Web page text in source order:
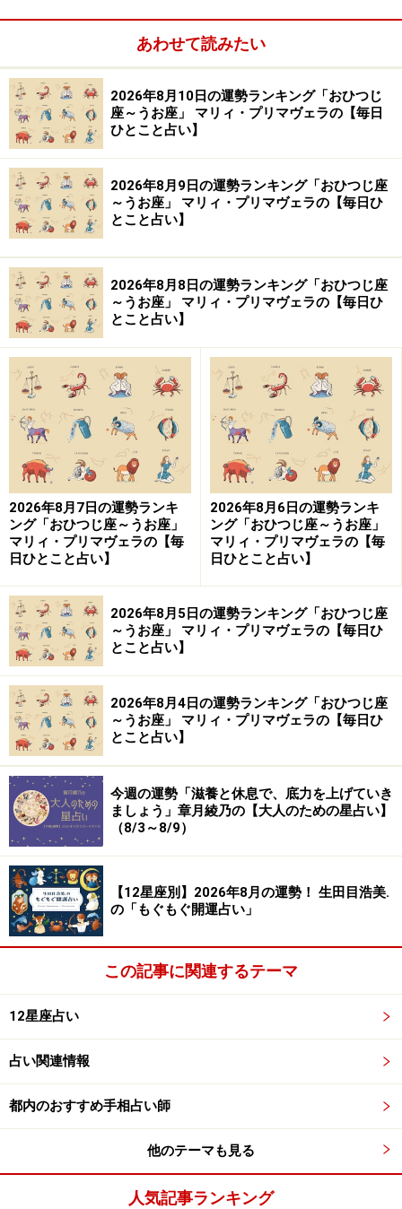
【この記事の筆者：生田目浩美.】
気学風水鑑定家。心理学研究家としても活動。1998年か
ら風水師に師事し、風水、九星、祐気採り（吉方位判
断）、吉日の選定、手相・姓名判断、家相学などを学
ぶ。上から押し付けるのではなく、「相手の気持ちに寄
り添う」鑑定スタイルは多くの読者の心をつかんで離さ
ない。テレビ、ラジオなどへの出演や、Webメディア、
雑誌での執筆など幅広く活躍中。好きな食べ物は桃と餃
子。あだ名はナッキー。
【イラスト】
ほんま ちあき
※記事内容は執筆時点のものです。最新の内容をご確認くださ
い。
【編集部おすすめの購入サイト】
Amazonで占い関連の商品をチェック！
楽天市場で占い関連の商品をチェック！
あわせて読みたい
2026年8月10日の運勢ランキング「おひつじ
座～うお座」 マリィ・プリマヴェラの【毎日
ひとこと占い】
2026年8月9日の運勢ランキング「おひつじ座
～うお座」 マリィ・プリマヴェラの【毎日ひ
とこと占い】
2026年8月8日の運勢ランキング「おひつじ座
～うお座」 マリィ・プリマヴェラの【毎日ひ
とこと占い】
2026年8月7日の運勢ランキ
ング「おひつじ座～うお座」
マリィ・プリマヴェラの【毎
日ひとこと占い】
2026年8月6日の運勢ランキ
ング「おひつじ座～うお座」
マリィ・プリマヴェラの【毎
日ひとこと占い】
2026年8月5日の運勢ランキング「おひつじ座
～うお座」 マリィ・プリマヴェラの【毎日ひ
とこと占い】
2026年8月4日の運勢ランキング「おひつじ座
～うお座」 マリィ・プリマヴェラの【毎日ひ
とこと占い】
今週の運勢「滋養と休息で、底力を上げていき
ましょう」章月綾乃の【大人のための星占い】
（8/3～8/9）
【12星座別】2026年8月の運勢！ 生田目浩美.
の「もぐもぐ開運占い」
この記事に関連するテーマ
12星座占い
占い関連情報
都内のおすすめ手相占い師
他のテーマも見る
人気記事ランキング